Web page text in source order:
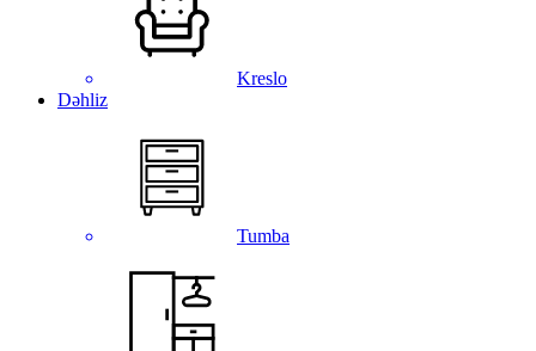
Kreslo
Dəhliz
Tumba